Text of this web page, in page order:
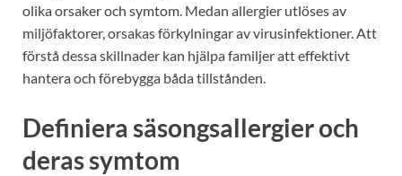
olika orsaker och symtom. Medan allergier utlöses av
miljöfaktorer, orsakas förkylningar av virusinfektioner. Att
förstå dessa skillnader kan hjälpa familjer att effektivt
hantera och förebygga båda tillstånden.
Definiera säsongsallergier och
deras symtom